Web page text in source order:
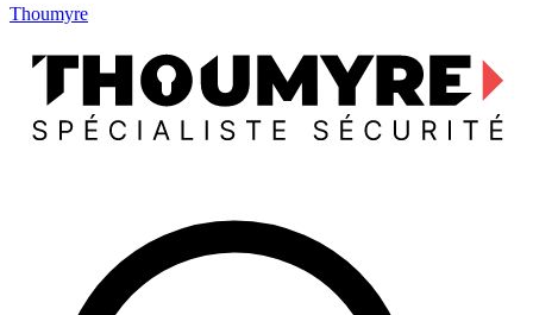
Thoumyre